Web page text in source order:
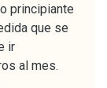
principiante
que se
ir
al mes.